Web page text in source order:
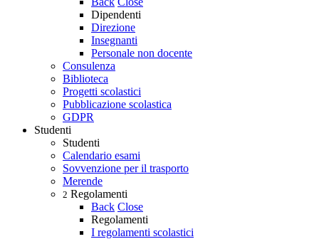
Dipendenti
Direzione
Insegnanti
Personale non docente
Consulenza
Biblioteca
Progetti scolastici
Pubblicazione scolastica
GDPR
Studenti
Studenti
Calendario esami
Sovvenzione per il trasporto
Merende
2 Regolamenti
Back Close
Regolamenti
I regolamenti scolastici